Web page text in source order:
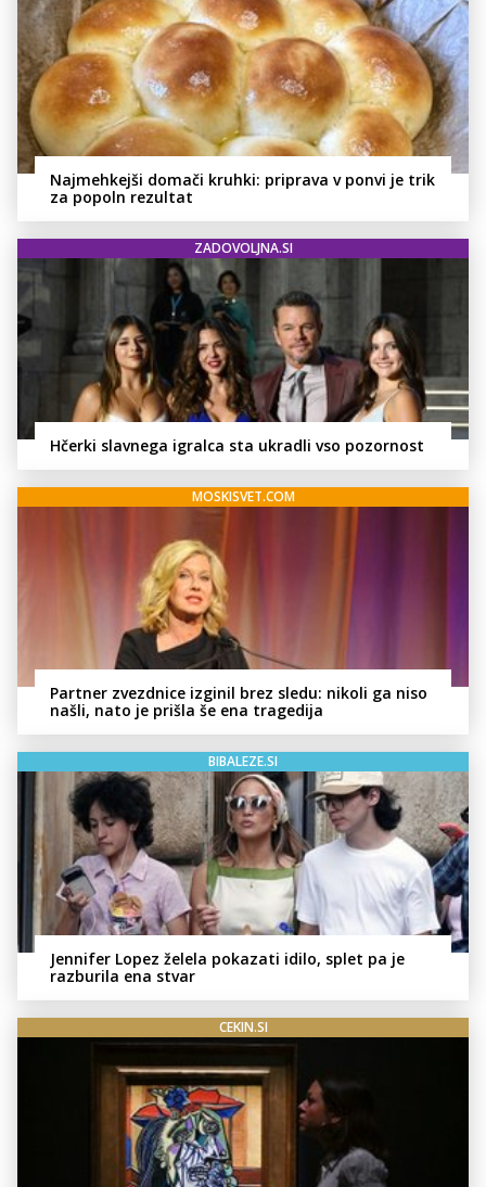
Najmehkejši domači kruhki: priprava v ponvi je trik
za popoln rezultat
ZADOVOLJNA.SI
Hčerki slavnega igralca sta ukradli vso pozornost
MOSKISVET.COM
Partner zvezdnice izginil brez sledu: nikoli ga niso
našli, nato je prišla še ena tragedija
BIBALEZE.SI
Jennifer Lopez želela pokazati idilo, splet pa je
razburila ena stvar
CEKIN.SI